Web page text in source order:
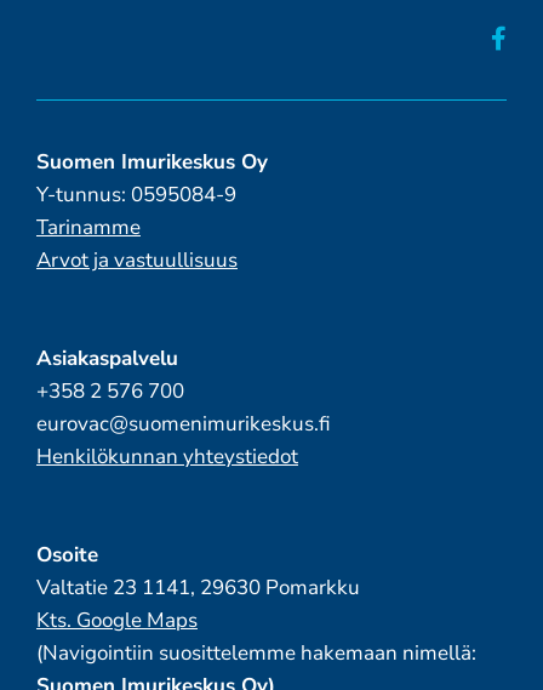
Suomen Imurikeskus Oy
Y-tunnus: 0595084-9
Tarinamme
Arvot ja vastuullisuus
Asiakaspalvelu
+358 2 576 700
eurovac@suomenimurikeskus.fi
Henkilökunnan yhteystiedot
Osoite
Valtatie 23 1141, 29630 Pomarkku
Kts. Google Maps
(Navigointiin suosittelemme hakemaan nimellä: